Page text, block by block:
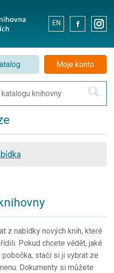
EN . .
Moje konto
z nabídky nových knih, které
Pokud chcete vědět, jaké
pobočka, stačí si ji vybrat ze
Dokumenty si můžete